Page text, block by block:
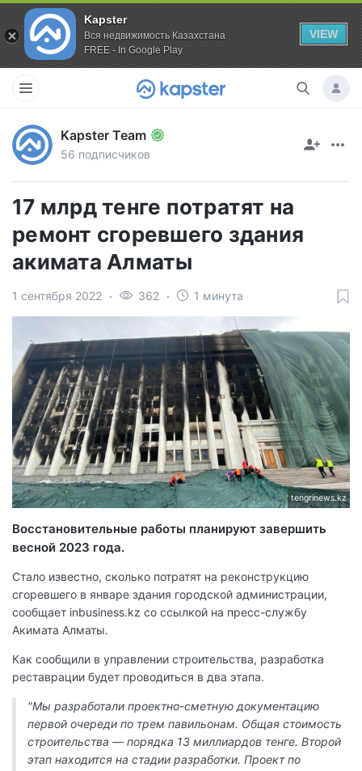
Kapster
Вся недвижимость Казахстана
FREE - In Google Play
VIEW
Kapster Team
56 подписчиков
17 млрд тенге потратят на
ремонт сгоревшего здания
акимата Алматы
1 сентября 2022 362 1 минута
tengrinews.kz
Восстановительные работы планируют завершить
весной 2023 года.
Стало известно, сколько потратят на реконструкцию
сгоревшего в январе здания городской администрации,
сообщает inbusiness.kz со ссылкой на пресс-службу
Акимата Алматы.
Как сообщили в управлении строительства, разработка
реставрации будет проводиться в два этапа.
"Мы разработали проектно-сметную документацию
первой очереди по трем павильонам. Общая стоимость
строительства — порядка 13 миллиардов тенге. Второй
этап находится на стадии разработки. Проект по